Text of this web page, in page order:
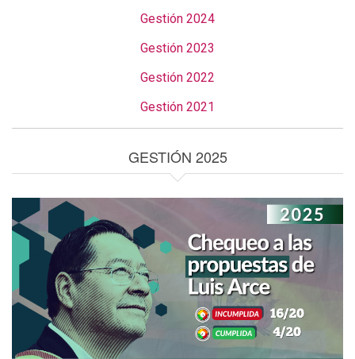
Gestión 2024
Gestión 2023
Gestión 2022
Gestión 2021
GESTIÓN 2025